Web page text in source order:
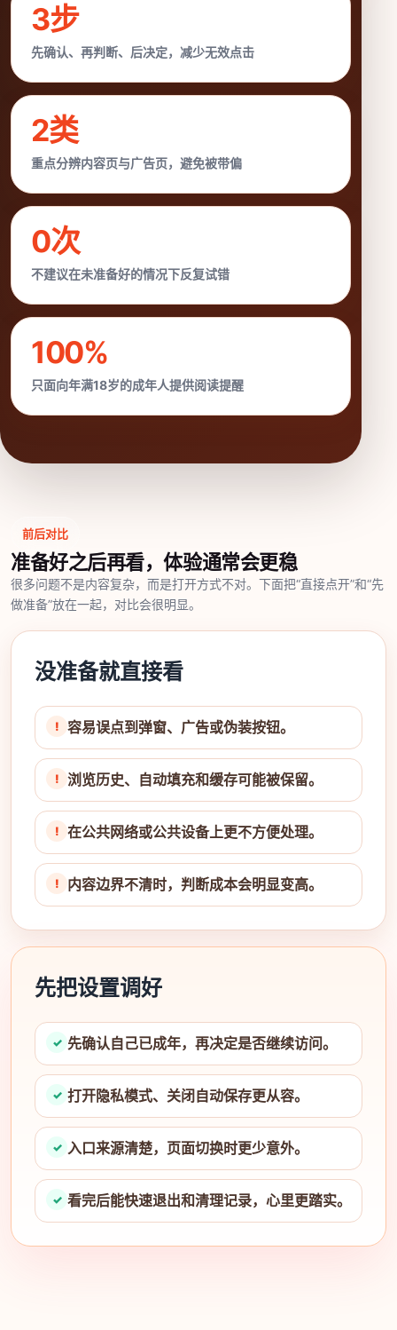
3步
先确认、再判断、后决定，减少无效点击
2类
重点分辨内容页与广告页，避免被带偏
0次
不建议在未准备好的情况下反复试错
100%
只面向年满18岁的成年人提供阅读提醒
前后对比
准备好之后再看，体验通常会更稳
很多问题不是内容复杂，而是打开方式不对。下面把“直接点开”和“先
做准备”放在一起，对比会很明显。
没准备就直接看
容易误点到弹窗、广告或伪装按钮。
浏览历史、自动填充和缓存可能被保留。
在公共网络或公共设备上更不方便处理。
内容边界不清时，判断成本会明显变高。
先把设置调好
先确认自己已成年，再决定是否继续访问。
打开隐私模式、关闭自动保存更从容。
入口来源清楚，页面切换时更少意外。
看完后能快速退出和清理记录，心里更踏实。